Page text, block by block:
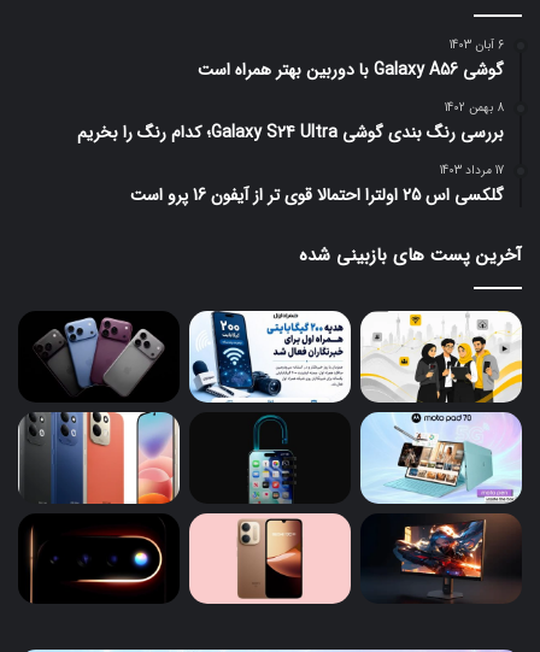
6 آبان 1403
گوشی Galaxy A56 با دوربین بهتر همراه است
8 بهمن 1402
بررسی رنگ بندی گوشی Galaxy S24 Ultra؛ کدام رنگ را بخریم
17 مرداد 1403
گلکسی اس 25 اولترا احتمالا قوی تر از آیفون 16 پرو است
آخرین پست های بازبینی شده